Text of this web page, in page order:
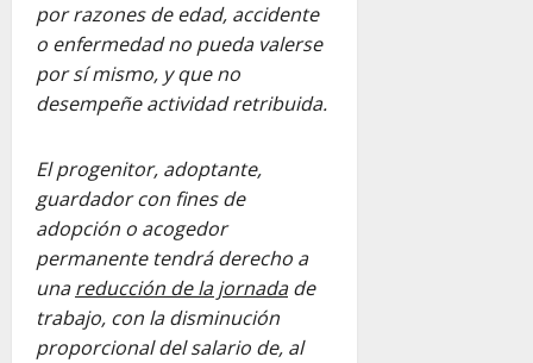
por razones de edad, accidente
o enfermedad no pueda valerse
por sí mismo, y que no
desempeñe actividad retribuida.
El progenitor, adoptante,
guardador con fines de
adopción o acogedor
permanente tendrá derecho a
unareducción de la jornadade
trabajo, con la disminución
proporcional del salario de, al